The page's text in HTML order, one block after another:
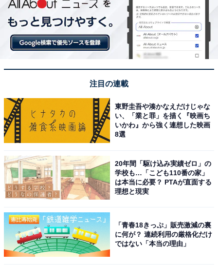
注目の連載
東野圭吾や湊かなえだけじゃな
い、「業と罪」を描く『映画ち
いかわ』から強く連想した映画
8選
20年間「駆け込み実績ゼロ」の
学校も…「こども110番の家」
は本当に必要？ PTAが直面する
理想と現実
「青春18きっぷ」販売激減の裏
に何が？ 連続利用の厳格化だけ
ではない「本当の理由」